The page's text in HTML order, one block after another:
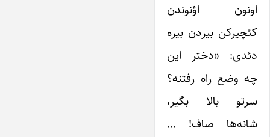
اونون اؤنوندن
کئچیرکن بیردن بیره
دئدی: «دختر این
چه وضع راه رفتنه؟
سرتو بالا بگیر،
شانه‌ها صاف! …